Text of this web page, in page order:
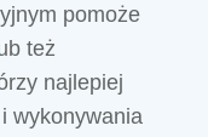
pomoże
też
najlepiej
wykonywania